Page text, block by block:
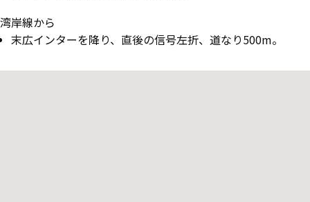
湾岸線から
末広インターを降り、直後の信号左折、道なり500m。